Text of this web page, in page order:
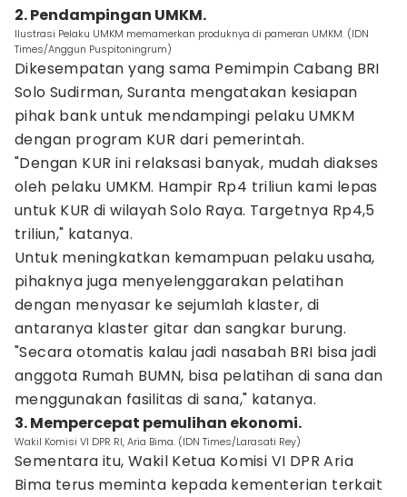
2. Pendampingan UMKM.
Ilustrasi Pelaku UMKM memamerkan produknya di pameran UMKM. (IDN
Times/Anggun Puspitoningrum)
Dikesempatan yang sama Pemimpin Cabang BRI
Solo Sudirman, Suranta mengatakan kesiapan
pihak bank untuk mendampingi pelaku UMKM
dengan program KUR dari pemerintah.
"Dengan KUR ini relaksasi banyak, mudah diakses
oleh pelaku UMKM. Hampir Rp4 triliun kami lepas
untuk KUR di wilayah Solo Raya. Targetnya Rp4,5
triliun," katanya.
Untuk meningkatkan kemampuan pelaku usaha,
pihaknya juga menyelenggarakan pelatihan
dengan menyasar ke sejumlah klaster, di
antaranya klaster gitar dan sangkar burung.
"Secara otomatis kalau jadi nasabah BRI bisa jadi
anggota Rumah BUMN, bisa pelatihan di sana dan
menggunakan fasilitas di sana," katanya.
3. Mempercepat pemulihan ekonomi.
Wakil Komisi VI DPR RI, Aria Bima. (IDN Times/Larasati Rey)
Sementara itu, Wakil Ketua Komisi VI DPR Aria
Bima terus meminta kepada kementerian terkait